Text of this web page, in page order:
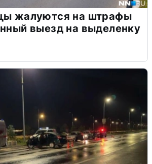
жалуются на штрафы
выезд на выделенку